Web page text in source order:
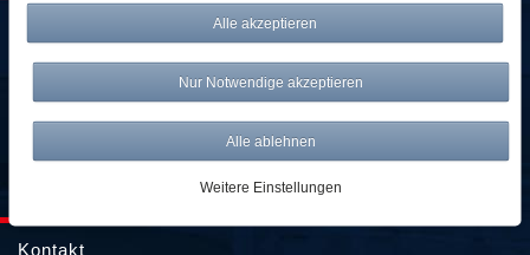
Lieferung & Versandkosten
Batterieentsorgung
Kontakt
Alle akzeptieren
Nur Notwendige akzeptieren
Alle ablehnen
Weitere Einstellungen